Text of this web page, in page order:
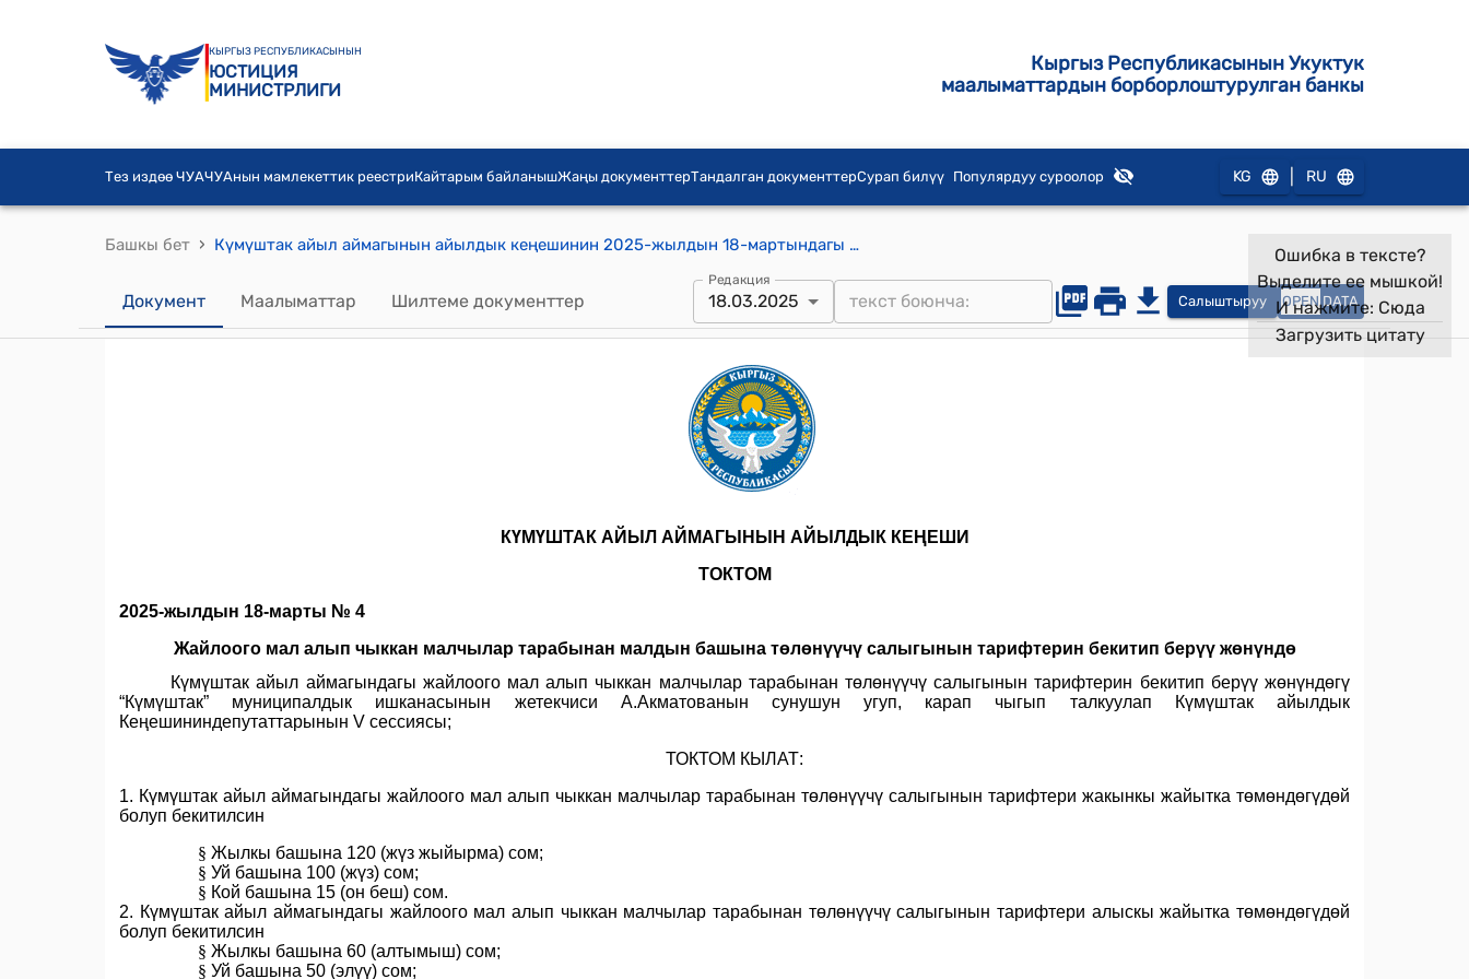
КЫРГЫЗ РЕСПУБЛИКАСЫНЫН
ЮСТИЦИЯ
МИНИСТРЛИГИ
Кыргыз Республикасынын Укуктук
маалыматтардын борборлоштурулган банкы
Тез издөө ЧУАЧУАнын мамлекеттик реестриКайтарым байланышЖаңы документтерТандалган документтерСурап билүү Популярдуу суроолор KG RU
Башкы бет › Күмүштак айыл аймагынын айылдык кеңешинин 2025-жылдын 18-мартындагы № 4 "Жайлоого мал алып чыккан малчылар тарабынан малдын башына төлөнүүчү салыгынын тарифтерин бекитип берүү жөнүндө" токтому
Документ Маалыматтар Шилтеме документтер
Редакция
18.03.2025 Салыштыруу OPEN DATA
Ошибка в тексте?
Выделите ее мышкой!
И нажмите: Сюда
Загрузить цитату